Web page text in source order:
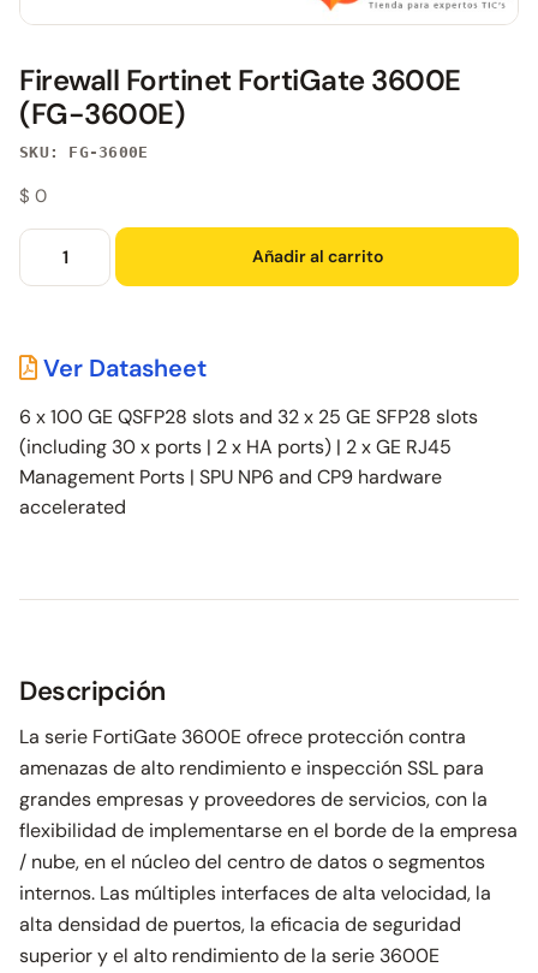
Firewall Fortinet FortiGate 3600E
(FG-3600E)
SKU: FG-3600E
$ 0
Añadir al carrito
Ver Datasheet
6 x 100 GE QSFP28 slots and 32 x 25 GE SFP28 slots
(including 30 x ports | 2 x HA ports) | 2 x GE RJ45
Management Ports | SPU NP6 and CP9 hardware
accelerated
Descripción
La serie FortiGate 3600E ofrece protección contra
amenazas de alto rendimiento e inspección SSL para
grandes empresas y proveedores de servicios, con la
flexibilidad de implementarse en el borde de la empresa
/ nube, en el núcleo del centro de datos o segmentos
internos. Las múltiples interfaces de alta velocidad, la
alta densidad de puertos, la eficacia de seguridad
superior y el alto rendimiento de la serie 3600E